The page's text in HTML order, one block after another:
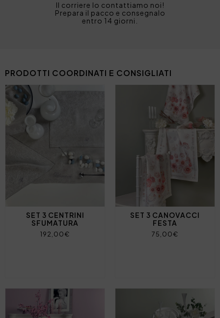
Il corriere lo contattiamo noi!
Prepara il pacco e consegnalo
entro 14 giorni.
PRODOTTI COORDINATI E CONSIGLIATI
SET 3 CENTRINI
SFUMATURA
192,00€
SET 3 CANOVACCI
FESTA
75,00€